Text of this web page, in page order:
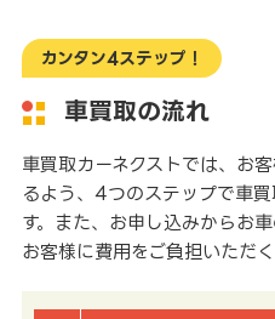
カンタン4ステップ！
車買取の流れ
車買取カーネクストでは、お
るよう、4つのステップで車
す。また、お申し込みからお
お客様に費用をご負担いただ